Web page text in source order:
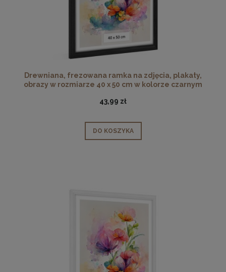
Drewniana, frezowana ramka na zdjęcia, plakaty,
obrazy w rozmiarze 40 x 50 cm w kolorze czarnym
43,99 zł
DO KOSZYKA